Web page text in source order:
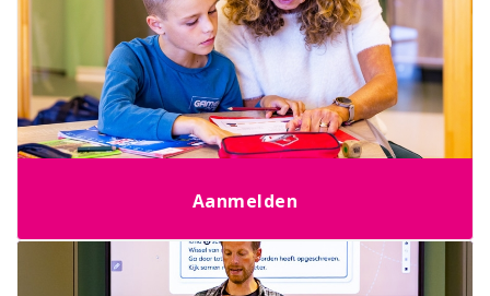
Aanmelden